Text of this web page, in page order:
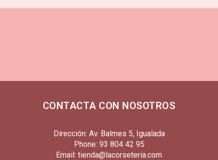
CONTACTA CON NOSOTROS
Dirección: Av. Balmes 5, Igualada
Phone: 93 804 42 95
Email: tienda@lacorseteria.com